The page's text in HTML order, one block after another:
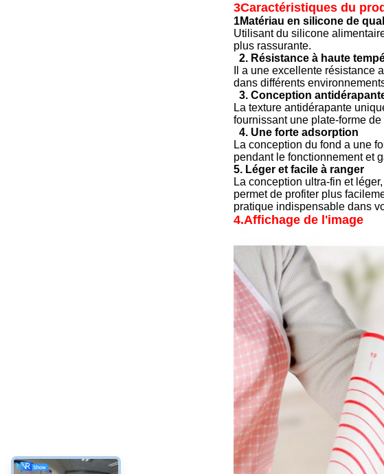
3Caractéristiques du
1Matériau en silicone de
Utilisant du silicone
plus rassurante.
2. Résistance à haute
Il a une excellente
dans différents
3. Conception
La texture antidérapante
fournissant une plate-forme
4. Une forte adsorption
La conception du fond a une
pendant le fonctionnement et
5. Léger et facile à ranger
La conception ultra-fin et
permet de profiter plus
pratique indispensable dans
4.Affichage de l'image